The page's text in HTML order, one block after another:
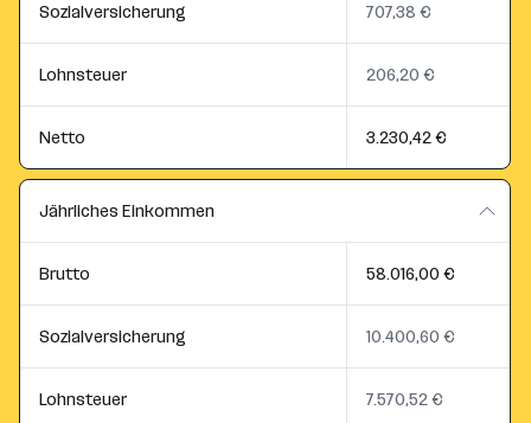
Sozialversicherung 707,38 €
Lohnsteuer 206,20 €
Netto 3.230,42 €
Jährliches Einkommen
Brutto 58.016,00 €
Sozialversicherung 10.400,60 €
Lohnsteuer 7.570,52 €